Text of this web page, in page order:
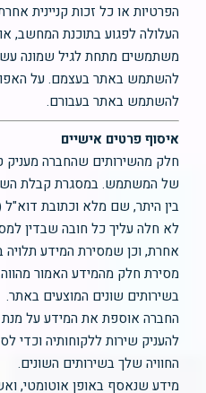
הפרטיות או כל זכות קניינית
העלולה לפגוע בתוכנת המחשב,
להשתמש באתר בעצמם. על
להשתמש באתר בעבורם.
איסוף פרטים אישיים
חלק מהשירותים שהחברה מעניק
של המשתמש. במסגרת קבלת
בין היתר, שם מלא וכתובת
לא חלה עליך כל חובה שבדין
אחרת, וכן שמסירת המידע
מסירת חלק מהמידע האמור
בשירותים שונים המוצעים באתר.
החברה אוספת את המידע על
להעניק שירות ללקוחותיה וכדי
החוויה שלך בשירותים השונים.
מידע שנאסף באופן אוטומטי,